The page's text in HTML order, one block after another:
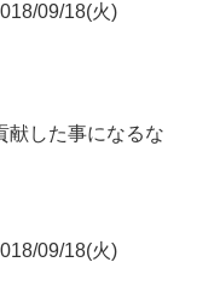
09/18(火)
献した事になるな
09/18(火)